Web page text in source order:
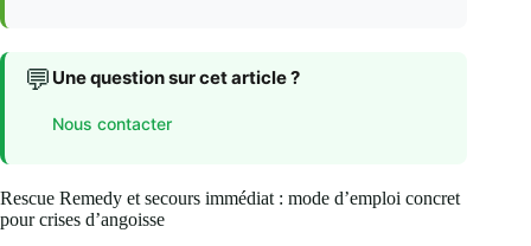
💬 Une question sur cet article ?
Nous contacter
Rescue Remedy et secours immédiat : mode d’emploi concret
pour crises d’angoisse